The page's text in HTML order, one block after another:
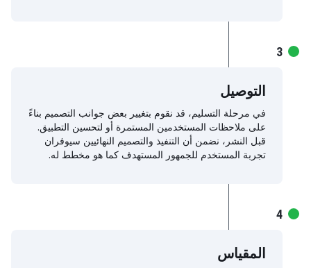
التوصيل
في مرحلة التسليم، قد نقوم بتغيير بعض جوانب التصميم بناءً
على ملاحظات المستخدمين المستمرة أو لتحسين التطبيق.
قبل النشر، نضمن أن التنفيذ والتصميم النهائيين سيوفران
تجربة المستخدم للجمهور المستهدف كما هو مخطط له.
3
المقياس
4